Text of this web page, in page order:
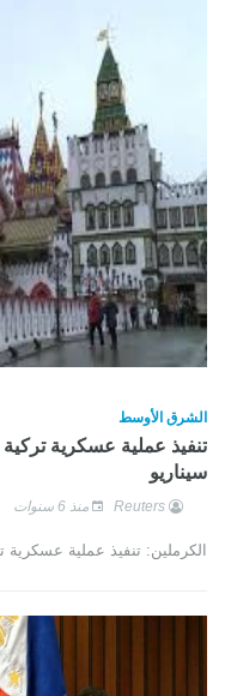
الشرق الأوسط
تنفيذ عملية عسكرية
سيناريو
Reuters منذ 6 سنوات
الكرملين: تنفيذ عملية